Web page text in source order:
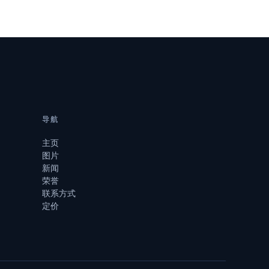
导航
主页
图片
新闻
荣誉
联系方式
定价